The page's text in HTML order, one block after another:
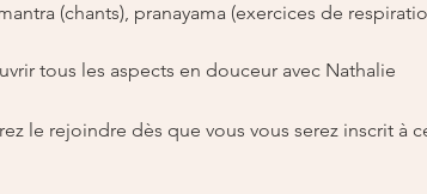
(chants), pranayama (exercices de
tous les aspects en douceur avec Nathalie
le rejoindre dès que vous vous serez inscrit à